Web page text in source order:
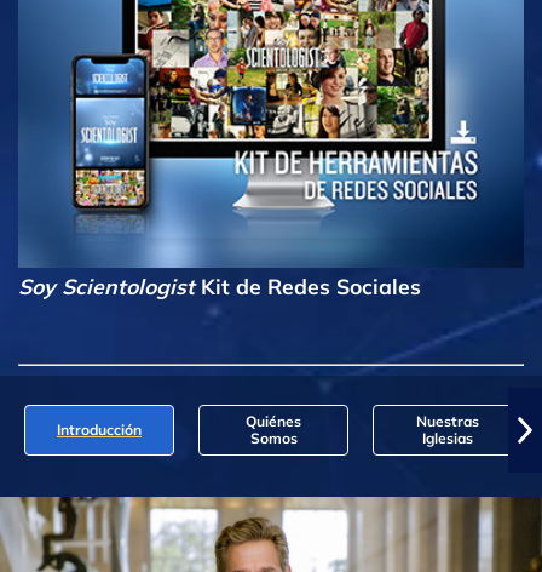
Soy ScientologistKit de Redes Sociales
Introducción
Quiénes
Somos
Nuestras
Iglesias